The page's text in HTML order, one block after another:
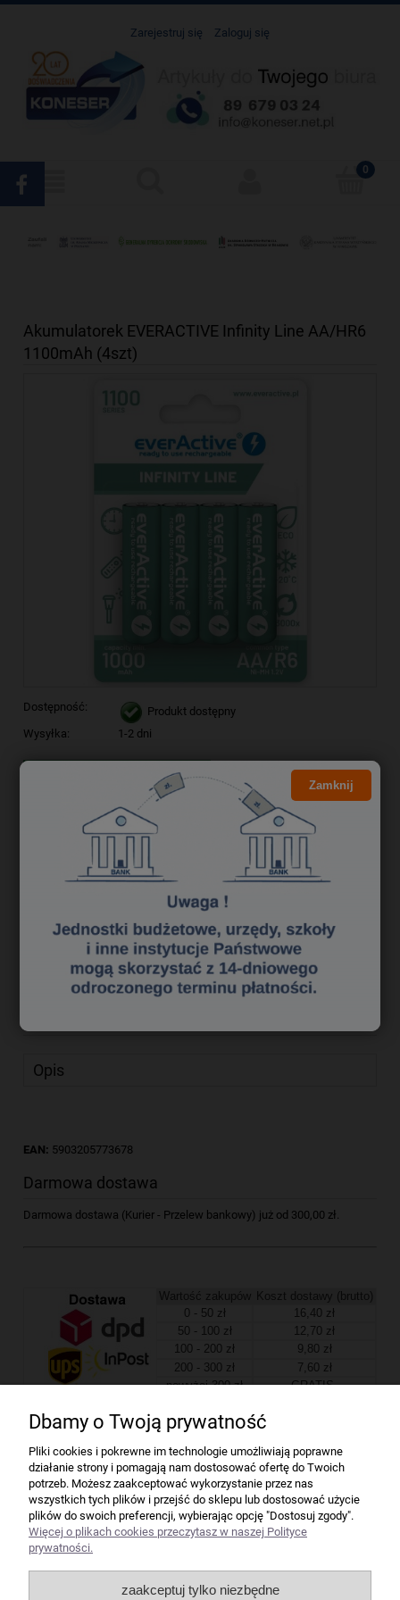
Zarejestruj się Zaloguj się
Akumulatorek EVERACTIVE Infinity Line AA/HR6
1100mAh (4szt)
Dostępność:
Produkt dostępny
Wysyłka:
1-2 dni
Kliknij i NEGOCJUJ CENĘ
22,99 zł
18,69 zł
do koszyka
dodaj do przechowalni
Producent: everActive
zapytaj o produkt
Opis
EAN: 5903205773678
Darmowa dostawa
Darmowa dostawa (Kurier - Przelew bankowy) już od 300,00 zł.
Wartość zakupów
Koszt dostawy (brutto)
0 - 50 zł
16,40 zł
50 - 100 zł
12,70 zł
100 - 200 zł
9,80 zł
200 - 300 zł
7,60 zł
powyżej 300 zł
GRATIS
Firma
Bindownice wg producentów
Niszczarki wg producentów
Dbamy o Twoją prywatność
Pliki cookies i pokrewne im technologie umożliwiają poprawne
działanie strony i pomagają nam dostosować ofertę do Twoich
potrzeb. Możesz zaakceptować wykorzystanie przez nas
wszystkich tych plików i przejść do sklepu lub dostosować użycie
plików do swoich preferencji, wybierając opcję "Dostosuj zgody".
Więcej o plikach cookies przeczytasz w naszej Polityce
prywatności.
zaakceptuj tylko niezbędne
Zamknij